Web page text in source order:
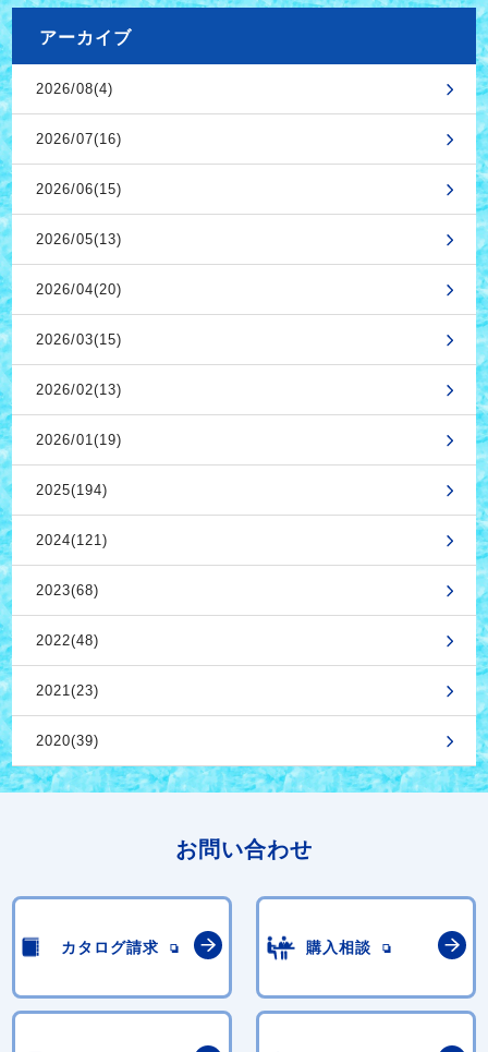
アーカイブ
2026/08(4)
2026/07(16)
2026/06(15)
2026/05(13)
2026/04(20)
2026/03(15)
2026/02(13)
2026/01(19)
2025(194)
2024(121)
2023(68)
2022(48)
2021(23)
2020(39)
お問い合わせ
カタログ請求 購入相談